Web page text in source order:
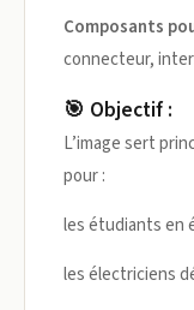
Composants
connecteur,
🎯 Objectif :
L’image sert
pour :
les étudiants en
les électriciens